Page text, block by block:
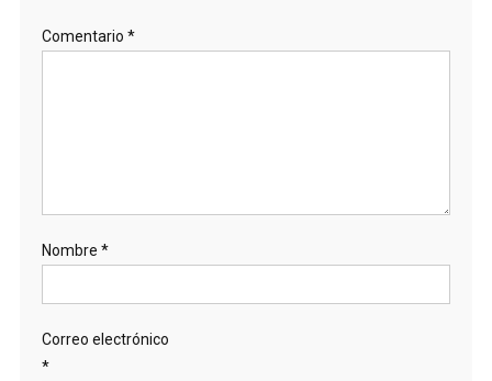
Comentario *
Nombre *
Correo electrónico
*